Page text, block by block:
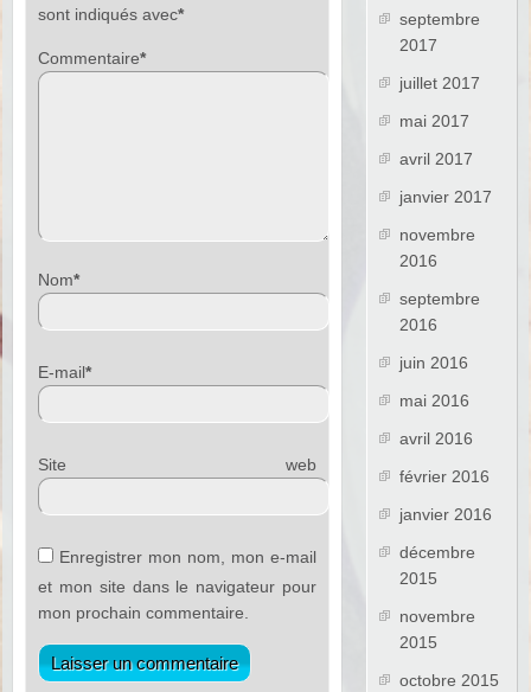
sont indiqués avec*
Commentaire*
Nom*
E-mail*
Site web
Enregistrer mon nom, mon e-mail
et mon site dans le navigateur pour
mon prochain commentaire.
septembre
2017
juillet 2017
mai 2017
avril 2017
janvier 2017
novembre
2016
septembre
2016
juin 2016
mai 2016
avril 2016
février 2016
janvier 2016
décembre
2015
novembre
2015
octobre 2015